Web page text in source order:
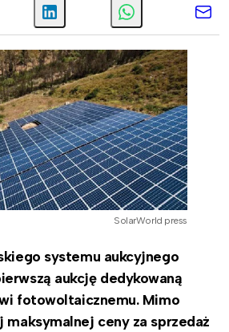
SolarWorld press
systemu aukcyjnego
aukcję dedykowaną
fotowoltaicznemu. Mimo
maksymalnej ceny za sprzedaż